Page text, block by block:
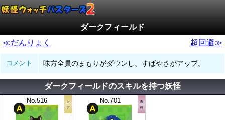
ダークフィールド
≪だんりょく
超回避≫
コメント 味方全員のまもりがダウンし、すばやさがアップ。
ダークフィールドのスキルを持つ妖怪
No.516 No.701